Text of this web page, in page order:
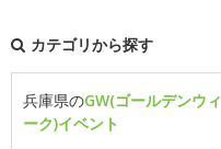
カテゴリから探す
兵庫県のGW(ゴールデンウィ
ーク)イベント